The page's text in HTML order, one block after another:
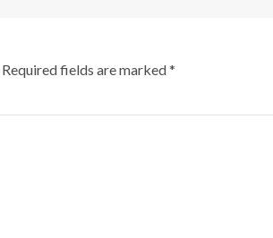
Required fields are marked*